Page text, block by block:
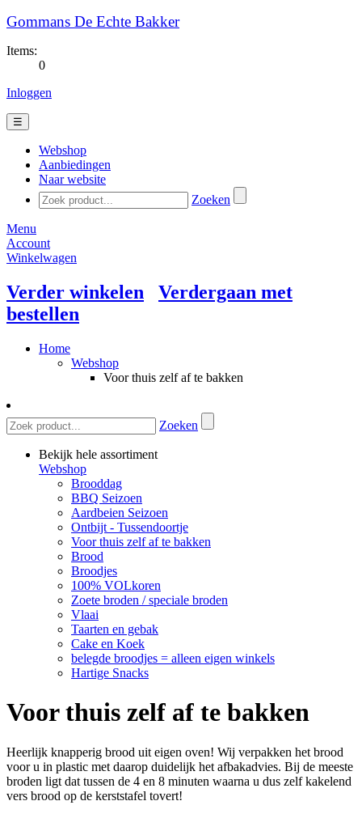
Gommans De Echte Bakker
Items:
0
Inloggen
☰
Webshop
Aanbiedingen
Naar website
Zoeken
Menu
Account
Winkelwagen
Verder winkelen
Verdergaan met
bestellen
Home
Webshop
Voor thuis zelf af te bakken
Zoeken
Bekijk hele assortiment
Webshop
Brooddag
BBQ Seizoen
Aardbeien Seizoen
Ontbijt - Tussendoortje
Voor thuis zelf af te bakken
Brood
Broodjes
100% VOLkoren
Zoete broden / speciale broden
Vlaai
Taarten en gebak
Cake en Koek
belegde broodjes = alleen eigen winkels
Hartige Snacks
Voor thuis zelf af te bakken
Heerlijk knapperig brood uit eigen oven! Wij verpakken het brood
voor u in plastic met daarop duidelijk het afbakadvies. Bij de meeste
broden ligt dat tussen de 4 en 8 minuten waarna u dus zelf kakelend
vers brood op de kerststafel tovert!